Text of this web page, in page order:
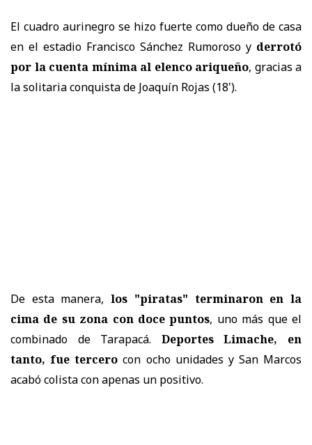
El cuadro aurinegro se hizo fuerte como dueño de casa
en el estadio Francisco Sánchez Rumoroso y derrotó
por la cuenta mínima al elenco ariqueño, gracias a
la solitaria conquista de Joaquín Rojas (18').
De esta manera,los "piratas" terminaron en la
cima de su zona con doce puntos, uno más que el
combinado de Tarapacá. Deportes Limache, en
tanto, fue tercero con ocho unidades y San Marcos
acabó colista con apenas un positivo.